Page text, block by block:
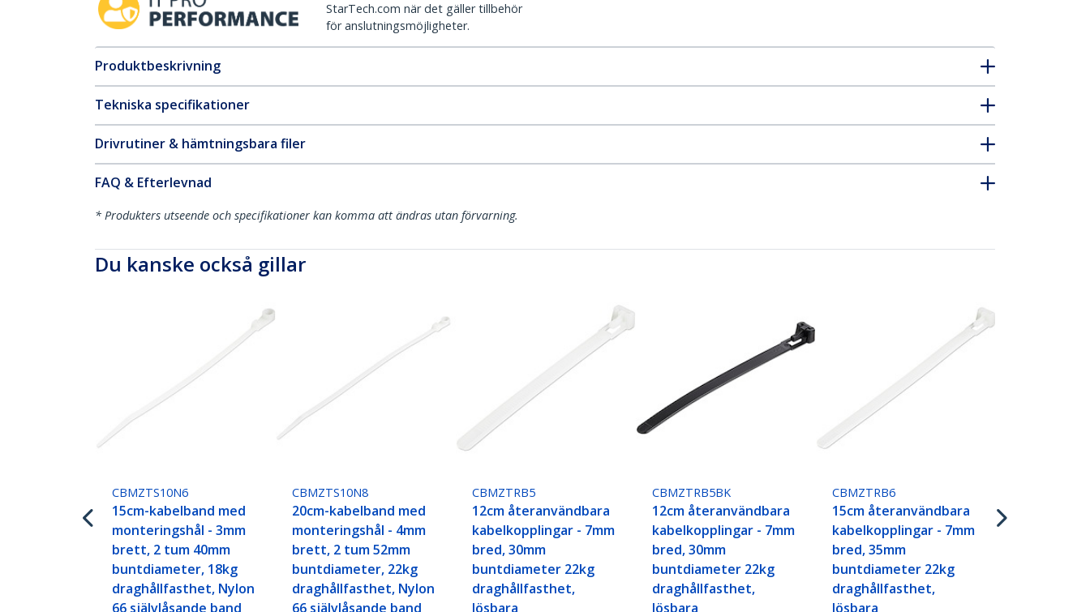
StarTech.com när det gäller tillbehör
för anslutningsmöjligheter.
Produktbeskrivning
Tekniska specifikationer
Drivrutiner & hämtningsbara filer
FAQ & Efterlevnad
* Produkters utseende och specifikationer kan komma att ändras utan förvarning.
Du kanske också gillar
CBMZTS10N6
15cm-kabelband med
monteringshål - 3mm
brett, 2 tum 40mm
buntdiameter, 18kg
draghållfasthet, Nylon
66 självlåsande band
CBMZTS10N8
20cm-kabelband med
monteringshål - 4mm
brett, 2 tum 52mm
buntdiameter, 22kg
draghållfasthet, Nylon
66 självlåsande band
CBMZTRB5
12cm återanvändbara
kabelkopplingar - 7mm
bred, 30mm
buntdiameter 22kg
draghållfasthet,
lösbara
CBMZTRB5BK
12cm återanvändbara
kabelkopplingar - 7mm
bred, 30mm
buntdiameter 22kg
draghållfasthet,
lösbara
CBMZTRB6
15cm återanvändbara
kabelkopplingar - 7mm
bred, 35mm
buntdiameter 22kg
draghållfasthet,
lösbara